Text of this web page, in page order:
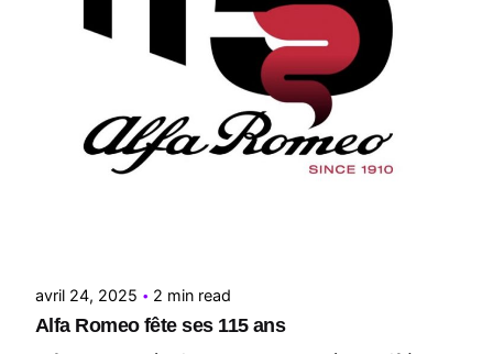
avril 24, 2025 2 min read
Alfa Romeo fête ses 115 ans